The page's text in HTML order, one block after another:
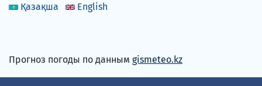
Қазақша
English
Прогноз погоды по данным gismeteo.kz
Принимаем карты